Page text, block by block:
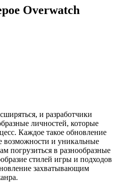
Overwatch
и разработчики
личностей, которые
Каждое такое обновление
возможности и уникальные
погрузиться в разнообразные
стилей игры и подходов
захватывающим